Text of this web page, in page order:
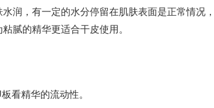
，有一定的水分停留在肌肤表面是正常情况
腻的精华更适合干皮使用。
精华的流动性。